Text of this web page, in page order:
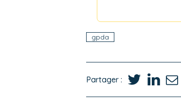
gpda
Partager :